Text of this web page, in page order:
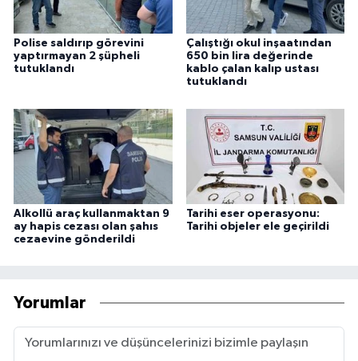
Polise saldırıp görevini
yaptırmayan 2 şüpheli
tutuklandı
Çalıştığı okul inşaatından
650 bin lira değerinde
kablo çalan kalıp ustası
tutuklandı
Alkollü araç kullanmaktan 9
ay hapis cezası olan şahıs
cezaevine gönderildi
Tarihi eser operasyonu:
Tarihi objeler ele geçirildi
Yorumlar